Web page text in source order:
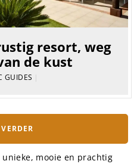
resort, weg
de kust
GUIDES |
mooie en prachtig